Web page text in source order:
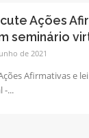
Ações
seminário
de 2021
Afirmativas e
-...